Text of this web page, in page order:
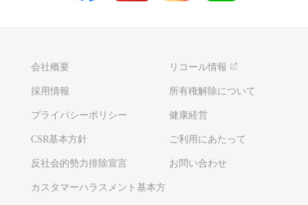
会社概要 リコール情報
採用情報 所有権解除について
プライバシーポリシー 健康経営
CSR基本方針 ご利用にあたって
反社会的勢力排除宣言 お問い合わせ
カスタマーハラスメント基本方